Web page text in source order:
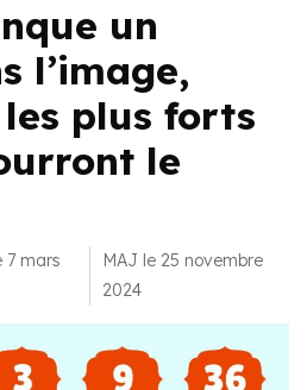
un
l’image,
plus forts
le
7 mars
MAJ le 25 novembre
2024